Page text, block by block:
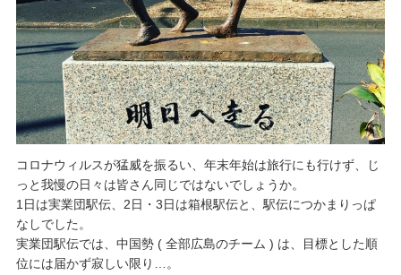
コロナウィルスが猛威を振るい、年末年始は旅行にも行けず、じ
っと我慢の日々は皆さん同じではないでしょうか。
1日は実業団駅伝、2日・3日は箱根駅伝と、駅伝につかまりっぱ
なしでした。
実業団駅伝では、中国勢 ( 全部広島のチーム ) は、目標とした順
位には届かず寂しい限り…。